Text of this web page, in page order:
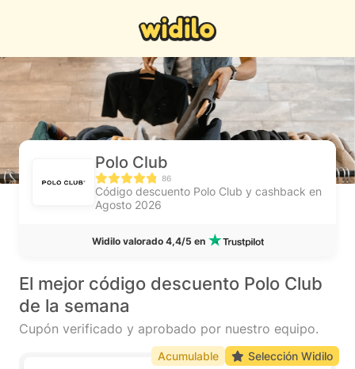
Polo Club
86
Código descuento Polo Club y cashback en
Agosto 2026
Widilo valorado 4,4/5 en
El mejor código descuento Polo Club
de la semana
Cupón verificado y aprobado por nuestro equipo.
Acumulable Selección Widilo